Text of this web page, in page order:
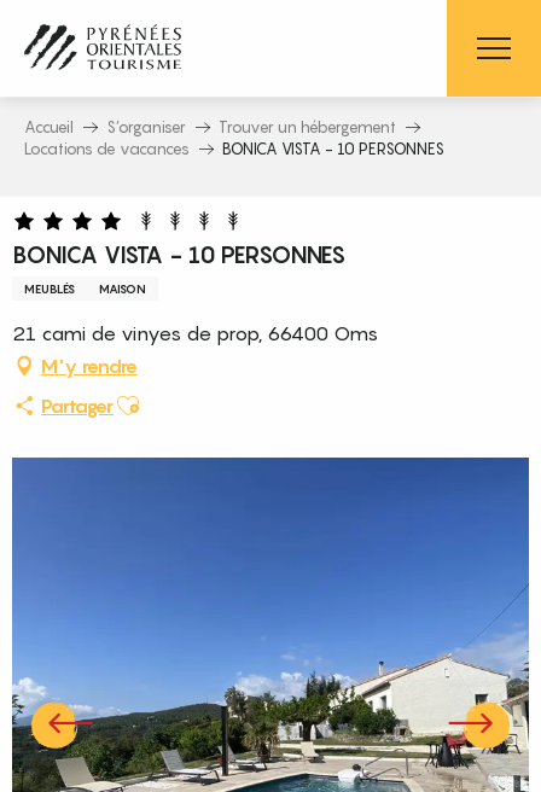
contenu
principal
Accueil S’organiser
Trouver un hébergement
Locations de vacances
BONICA VISTA - 10 PERSONNES
BONICA VISTA - 10 PERSONNES
MEUBLÉS MAISON
21 cami de vinyes de prop, 66400 Oms
M'y rendre
PartagerAjouter aux favoris